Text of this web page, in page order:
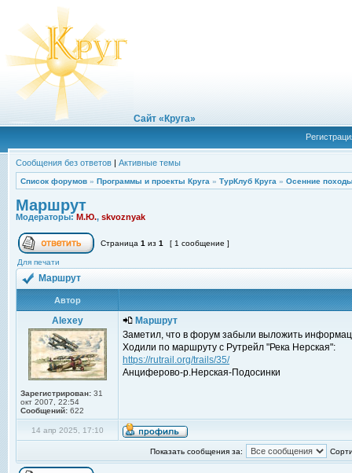
Сайт «Круга»
Сообщения без ответов | Активные темы
Список форумов » Программы и проекты Круга » ТурКлуб Круга » Осенние
Маршрут
Модераторы: М.Ю., skvoznyak
Страница 1 из 1 [ 1 сообщение ]
Для печати
Маршрут
Автор
Alexey
Зарегистрирован: 31
окт 2007, 22:54
Сообщений: 622
Маршрут
Заметил, что в форум забыли выложить
Ходили по маршруту с Рутрейл "Река Нерская":
https://rutrail.org/trails/35/
Анциферово-р.Нерская-Подосинки
14 апр 2025, 17:10
Показать сообщения за: